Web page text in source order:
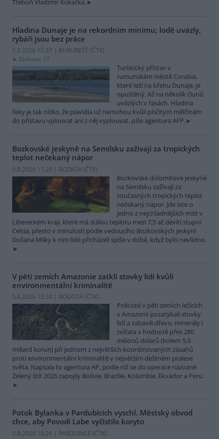
Třeboň Vladimír Kukačka.
Hladina Dunaje je na rekordním minimu; lodě uvázly,
rybáři jsou bez práce
5.8.2026 15:37 | BUKUREŠŤ (ČTK)
Diskuse: 17
Turistický přístav v
rumunském městě Corabia,
které leží na břehu Dunaje, je
opuštěný. Až na několik člunů
uvázlých v řasách. Hladina
řeky je tak nízko, že plavidla už nemohou kvůli písčitým mělčinám
do přístavu vplouvat ani z něj vyplouvat, píše agentura AFP.
Bozkovské jeskyně na Semilsku zažívají za tropických
teplot nečekaný nápor
5.8.2026 11:20 | BOZKOV (ČTK)
Bozkovské dolomitové jeskyně
na Semilsku zažívají za
současných tropických teplot
nečekaný nápor. Jde sice o
jedno z nejchladnějších míst v
Libereckém kraji, které má stálou teplotu mezi 7,5 až devíti stupni
Celsia, přesto v minulosti podle vedoucího Bozkovských jeskyní
Dušana Milky k nim lidé přicházeli spíše v době, když bylo nevlídno.
V pěti zemích Amazonie zatkli stovky lidí kvůli
environmentální kriminalitě
5.8.2026 10:34 | BOGOTÁ (ČTK)
Policisté v pěti zemích ležících
v Amazonii pozatýkali stovky
lidí a zabavili dřevo, minerály i
zvířata v hodnotě přes 280
milionů dolarů (kolem 5,9
miliard korun) při jednom z největších koordinovaných zásahů
proti environmentální kriminalitě v největším deštném pralese
světa. Napsala to agentura AP, podle níž se do operace nazvané
Zelený štít 2026 zapojily Bolívie, Brazílie, Kolumbie, Ekvádor a Peru.
Potok Bylanka v Pardubicích vyschl. Městský obvod
chce, aby Povodí Labe vyčistilo koryto
5.8.2026 10:26 | PARDUBICE (ČTK)